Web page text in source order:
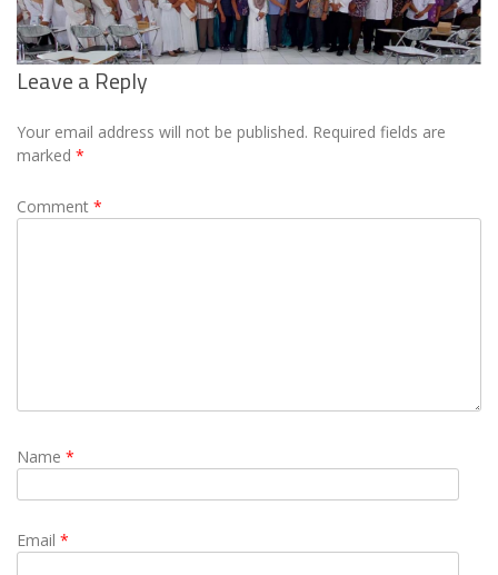
Leave a Reply
Your email address will not be published. Required fields are
marked *
Comment *
Name *
Email *